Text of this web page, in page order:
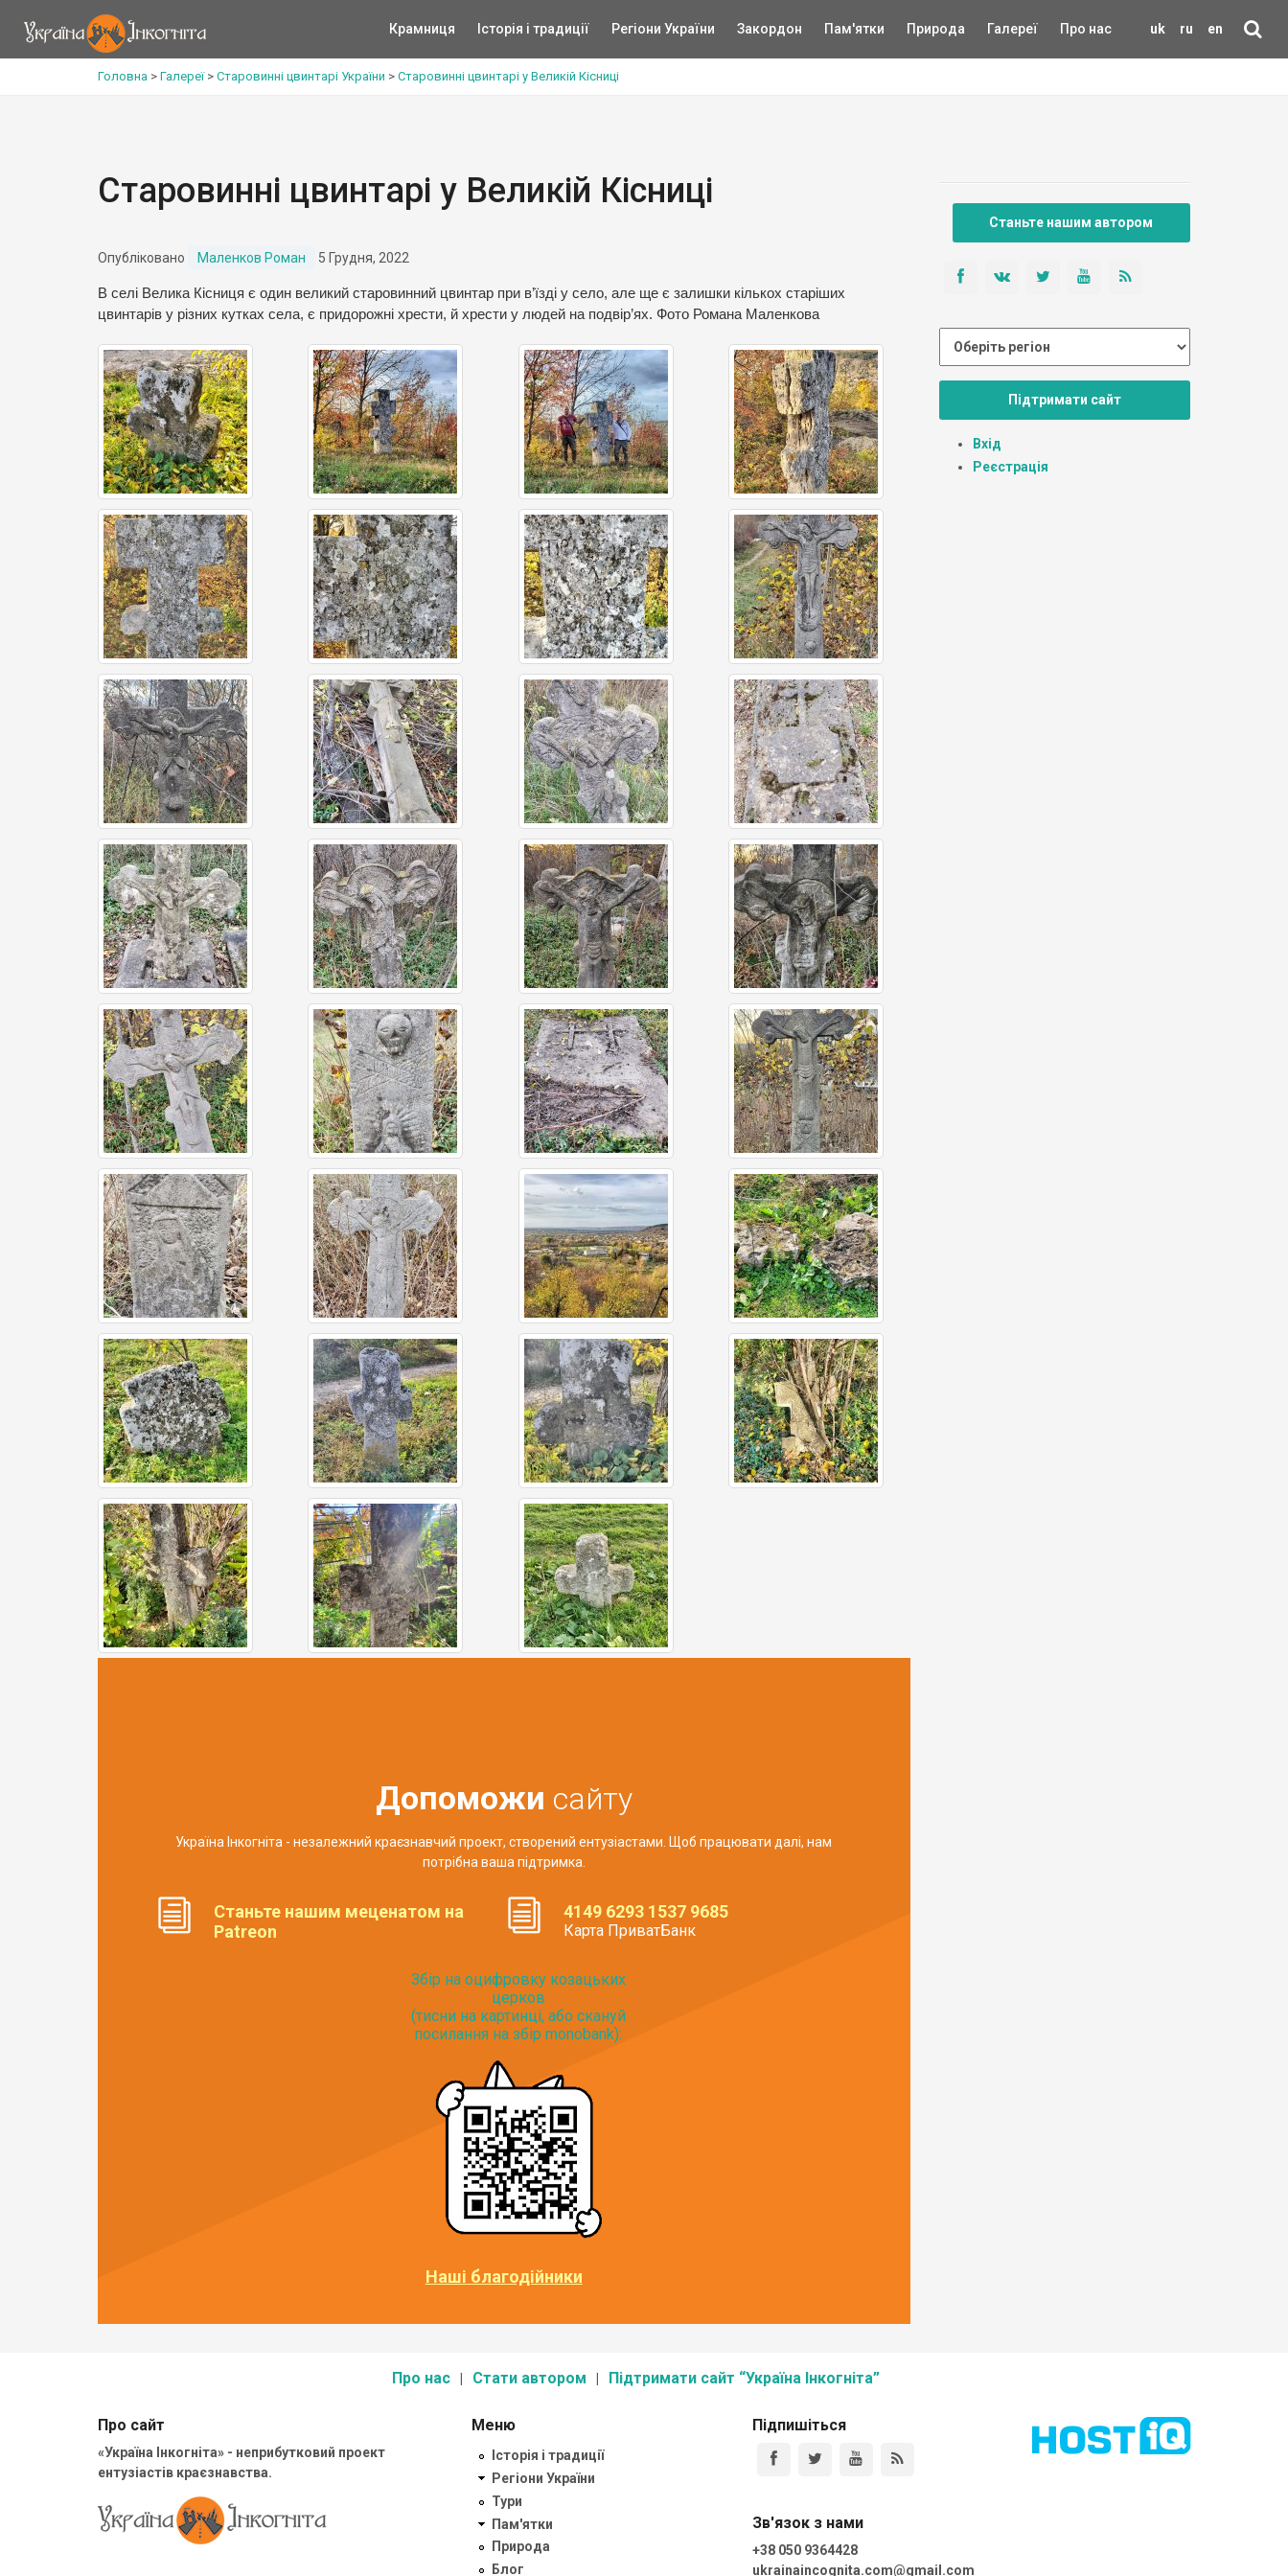
uk ru en
Крамниця Історія і традиції Регіони України Закордон Пам'ятки Природа Галереї Про нас
Головна > Галереї> Старовинні цвинтарі України > Старовинні цвинтарі у Великій Кісниці
Старовинні цвинтарі у Великій Кісниці
Опубліковано Маленков Роман 5 Грудня, 2022
В селі Велика Кісниця є один великий старовинний цвинтар при в’їзді у село, але ще є залишки кількох старіших
цвинтарів у різних кутках села, є придорожні хрести, й хрести у людей на подвір’ях. Фото Романа Маленкова
Допоможи сайту
Україна Інкогніта - незалежний краєзнавчий проект, створений ентузіастами. Щоб працювати далі, нам
потрібна ваша підтримка.
Станьте нашим меценатом на
Patreon
4149 6293 1537 9685
Карта ПриватБанк
Збір на оцифровку козацьких
церков
(тисни на картинці, або скануй
посилання на збір monobank):
Наші благодійники
Станьте нашим автором
Підтримати сайт
Вхід
Реєстрація
Про нас Стати автором Підтримати сайт “Україна Інкогніта”
Про сайт
«Україна Інкогніта» - неприбутковий проект
ентузіастів краєзнавства.
Меню
Історія і традиції
Регіони України
Тури
Пам'ятки
Природа
Блог
Підпишіться
Зв'язок з нами
+38 050 9364428
ukrainaincognita.com@gmail.com